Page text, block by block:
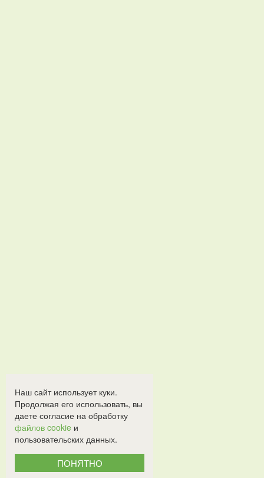
Наш сайт использует куки.
Продолжая его использовать, вы
даете согласие на обработку
файлов cookie и
пользовательских данных.
ПОНЯТНО